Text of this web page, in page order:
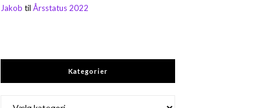
Jakob tilÅrsstatus 2022
Kategorier